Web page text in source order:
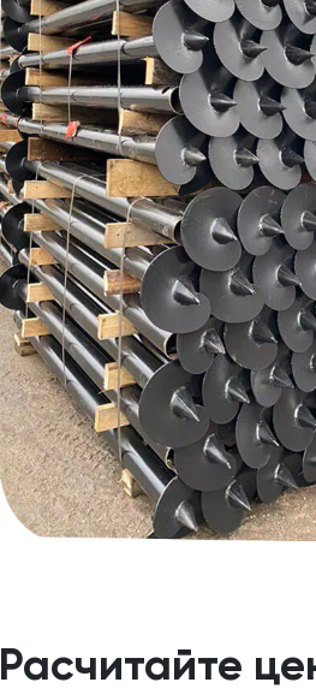
Расчитайте